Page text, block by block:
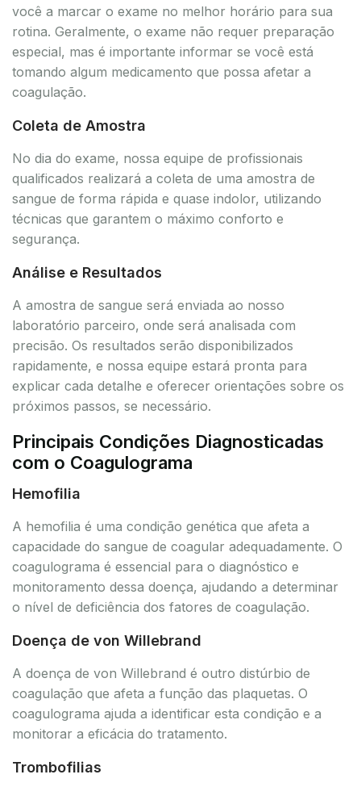
você a marcar o exame no melhor horário para sua
rotina. Geralmente, o exame não requer preparação
especial, mas é importante informar se você está
tomando algum medicamento que possa afetar a
coagulação.
Coleta de Amostra
No dia do exame, nossa equipe de profissionais
qualificados realizará a coleta de uma amostra de
sangue de forma rápida e quase indolor, utilizando
técnicas que garantem o máximo conforto e
segurança.
Análise e Resultados
A amostra de sangue será enviada ao nosso
laboratório parceiro, onde será analisada com
precisão. Os resultados serão disponibilizados
rapidamente, e nossa equipe estará pronta para
explicar cada detalhe e oferecer orientações sobre os
próximos passos, se necessário.
Principais Condições Diagnosticadas
com o Coagulograma
Hemofilia
A hemofilia é uma condição genética que afeta a
capacidade do sangue de coagular adequadamente. O
coagulograma é essencial para o diagnóstico e
monitoramento dessa doença, ajudando a determinar
o nível de deficiência dos fatores de coagulação.
Doença de von Willebrand
A doença de von Willebrand é outro distúrbio de
coagulação que afeta a função das plaquetas. O
coagulograma ajuda a identificar esta condição e a
monitorar a eficácia do tratamento.
Trombofilias